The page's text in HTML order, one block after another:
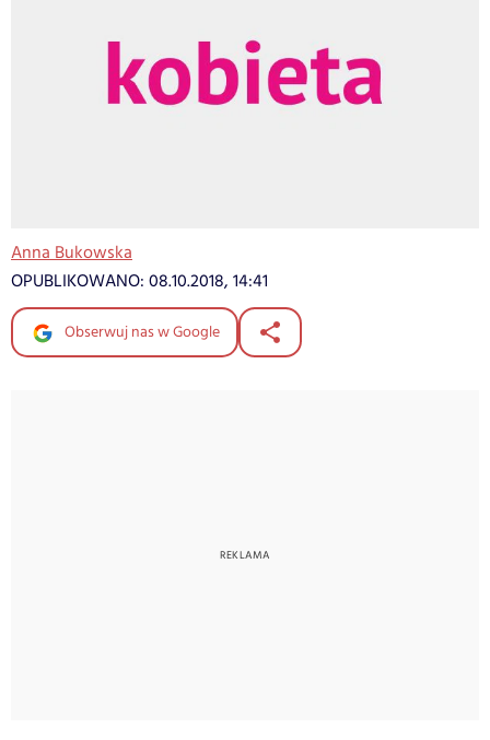
Anna Bukowska
OPUBLIKOWANO: 08.10.2018, 14:41
Obserwuj nas w Google